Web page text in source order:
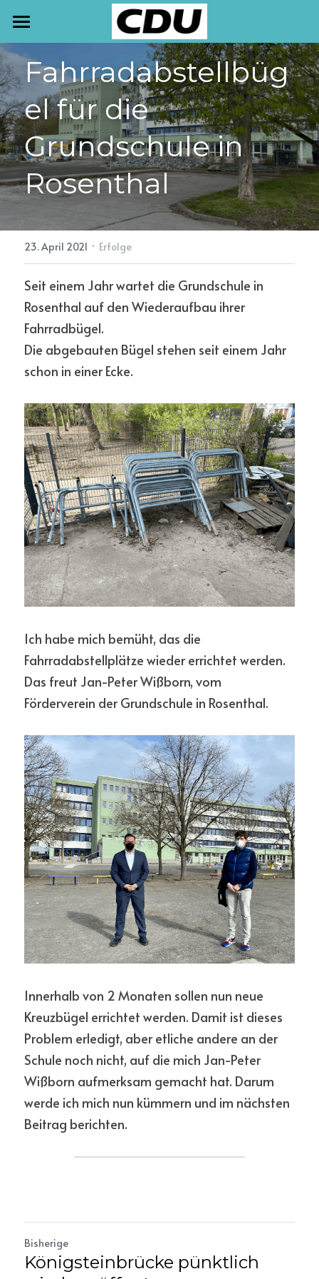
START
TERMINE
NEWSLETTER
AKTUELLES
PRESSE
KONTAKT
Fahrradabstellbüg
el für die
Grundschule in
Rosenthal
23. April 2021 · Erfolge
Seit einem Jahr wartet die Grundschule in
Rosenthal auf den Wiederaufbau ihrer
Fahrradbügel.
Die abgebauten Bügel stehen seit einem Jahr
schon in einer Ecke.
Ich habe mich bemüht, das die
Fahrradabstellplätze wieder errichtet werden.
Das freut Jan-Peter Wißborn, vom
Förderverein der Grundschule in Rosenthal.
Innerhalb von 2 Monaten sollen nun neue
Kreuzbügel errichtet werden. Damit ist dieses
Problem erledigt, aber etliche andere an der
Schule noch nicht, auf die mich Jan-Peter
Wißborn aufmerksam gemacht hat. Darum
werde ich mich nun kümmern und im nächsten
Beitrag berichten.
Bisherige
Königsteinbrücke pünktlich